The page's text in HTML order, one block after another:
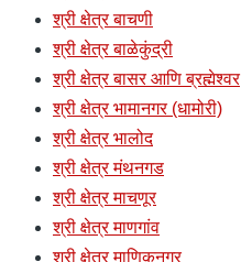
श्री क्षेत्र बाचणी
श्री क्षेत्र बाळेकुंद्री
श्री क्षेत्र बासर आणि ब्रह्मेश्वर
श्री क्षेत्र भामानगर (धामोरी)
श्री क्षेत्र भालोद
श्री क्षेत्र मंथनगड
श्री क्षेत्र माचणूर
श्री क्षेत्र माणगांव
श्री क्षेत्र माणिकनगर